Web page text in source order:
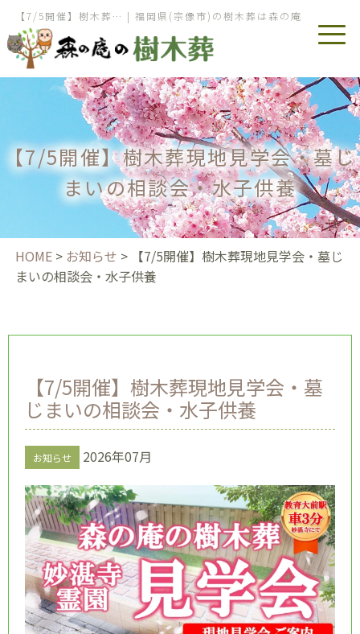
【7/5開催】樹木葬… | 福岡県(宗像市)の樹木葬は森の庵
【7/5開催】樹木葬現地見学会・墓じ
まいの相談会・水子供養
HOME> お知らせ > 【7/5開催】樹木葬現地見学会・墓じ
まいの相談会・水子供養
【7/5開催】樹木葬現地見学会・墓
じまいの相談会・水子供養
お知らせ 2026年07月